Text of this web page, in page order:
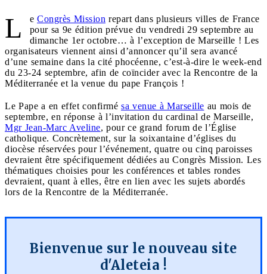
L e Congrès Mission repart dans plusieurs villes de France
pour sa 9e édition prévue du vendredi 29 septembre au
dimanche 1er octobre… à l’exception de Marseille ! Les
organisateurs viennent ainsi d’annoncer qu’il sera avancé
d’une semaine dans la cité phocéenne, c’est-à-dire le week-end
du 23-24 septembre, afin de coïncider avec la Rencontre de la
Méditerranée et la venue du pape François !
Le Pape a en effet confirmé sa venue à Marseille au mois de
septembre, en réponse à l’invitation du cardinal de Marseille,
Mgr Jean-Marc Aveline, pour ce grand forum de l’Église
catholique. Concrètement, sur la soixantaine d’églises du
diocèse réservées pour l’événement, quatre ou cinq paroisses
devraient être spécifiquement dédiées au Congrès Mission. Les
thématiques choisies pour les conférences et tables rondes
devraient, quant à elles, être en lien avec les sujets abordés
lors de la Rencontre de la Méditerranée.
Bienvenue sur le nouveau site
d'Aleteia !